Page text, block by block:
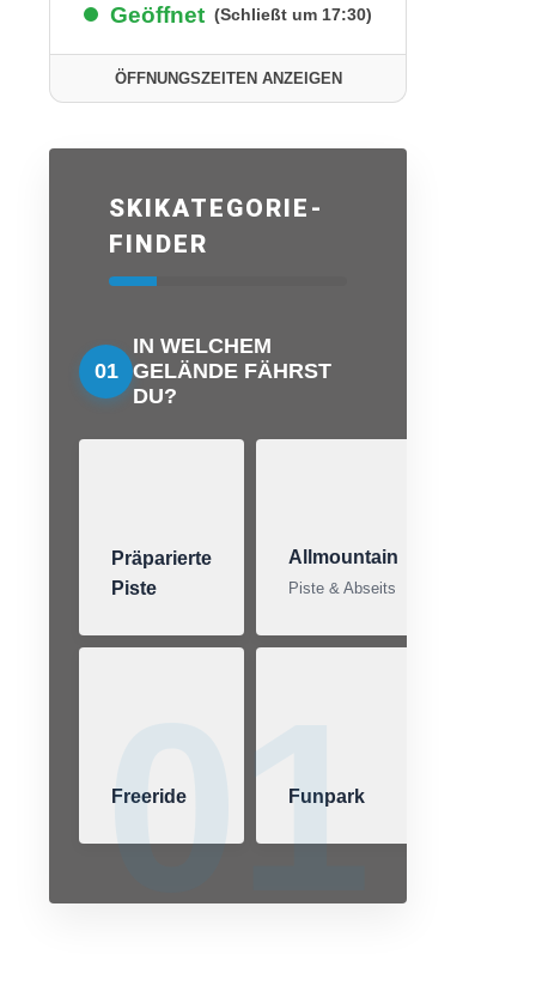
Geöffnet (Schließt um 17:30)
ÖFFNUNGSZEITEN ANZEIGEN
SKIKATEGORIE-
FINDER
01
IN WELCHEM
GELÄNDE FÄHRST
DU?
Präparierte
Piste
Allmountain
Piste & Abseits
Freeride Funpark
01